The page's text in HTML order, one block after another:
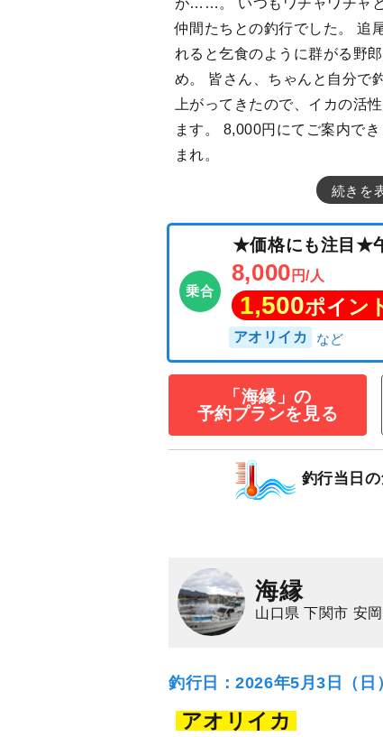
仲間たちとの釣行でした。 追
れると乞食のように群がる野
め。 皆さん、ちゃんと自分で
上がってきたので、イカの活
ます。 8,000円にてご案内で
まれ。
続きを
★価格にも注
アオリイカ
「海縁」の
予約プランを見る
釣行当日
海縁
山口県 下関市 安
釣行日：2026年5月3日（日
アオリイカ